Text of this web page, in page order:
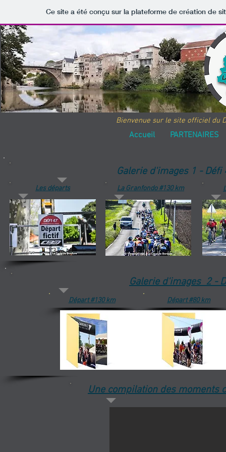
Ce site a été conçu sur la plateforme de création de
Bienvenue sur le site officiel du
Accueil PARTENAIRES
Galerie d'images 1 -
La Granfondo #130 km
Les départs
Galerie d'images 2
Départ #130 km Départ #80 km
Une compilation des moments